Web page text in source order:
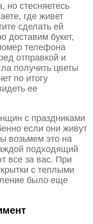
но стесняетесь
где живет
сделать ей
доставим букет,
телефона
отправкой и
получить цветы
по итогу
ее
с праздниками
если они живут
возьмем это на
подходящий
все за вас. При
с теплыми
было еще